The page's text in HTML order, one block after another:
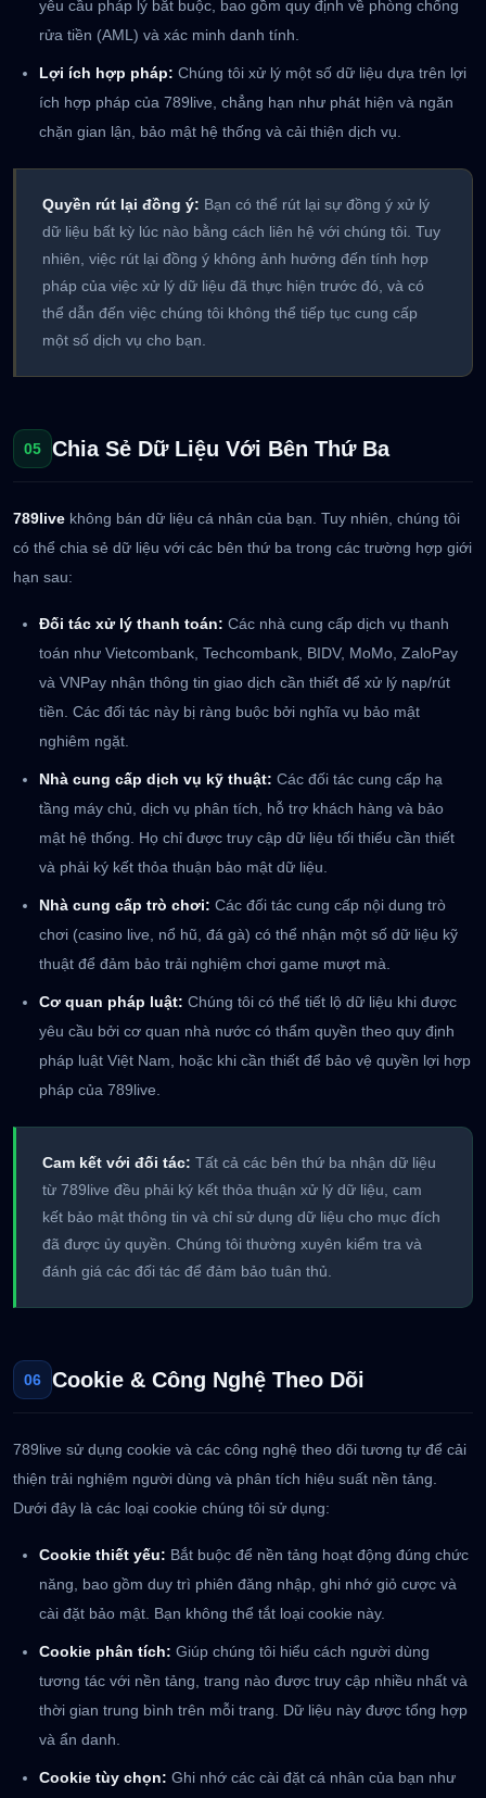
yêu cầu pháp lý bắt buộc, bao gồm quy định về phòng chống
rửa tiền (AML) và xác minh danh tính.
Lợi ích hợp pháp: Chúng tôi xử lý một số dữ liệu dựa trên lợi
ích hợp pháp của 789live, chẳng hạn như phát hiện và ngăn
chặn gian lận, bảo mật hệ thống và cải thiện dịch vụ.
Quyền rút lại đồng ý: Bạn có thể rút lại sự đồng ý xử lý
dữ liệu bất kỳ lúc nào bằng cách liên hệ với chúng tôi. Tuy
nhiên, việc rút lại đồng ý không ảnh hưởng đến tính hợp
pháp của việc xử lý dữ liệu đã thực hiện trước đó, và có
thể dẫn đến việc chúng tôi không thể tiếp tục cung cấp
một số dịch vụ cho bạn.
05 Chia Sẻ Dữ Liệu Với Bên Thứ Ba
789live không bán dữ liệu cá nhân của bạn. Tuy nhiên, chúng tôi
có thể chia sẻ dữ liệu với các bên thứ ba trong các trường hợp giới
hạn sau:
Đối tác xử lý thanh toán: Các nhà cung cấp dịch vụ thanh
toán như Vietcombank, Techcombank, BIDV, MoMo, ZaloPay
và VNPay nhận thông tin giao dịch cần thiết để xử lý nạp/rút
tiền. Các đối tác này bị ràng buộc bởi nghĩa vụ bảo mật
nghiêm ngặt.
Nhà cung cấp dịch vụ kỹ thuật: Các đối tác cung cấp hạ
tầng máy chủ, dịch vụ phân tích, hỗ trợ khách hàng và bảo
mật hệ thống. Họ chỉ được truy cập dữ liệu tối thiểu cần thiết
và phải ký kết thỏa thuận bảo mật dữ liệu.
Nhà cung cấp trò chơi: Các đối tác cung cấp nội dung trò
chơi (casino live, nổ hũ, đá gà) có thể nhận một số dữ liệu kỹ
thuật để đảm bảo trải nghiệm chơi game mượt mà.
Cơ quan pháp luật: Chúng tôi có thể tiết lộ dữ liệu khi được
yêu cầu bởi cơ quan nhà nước có thẩm quyền theo quy định
pháp luật Việt Nam, hoặc khi cần thiết để bảo vệ quyền lợi hợp
pháp của 789live.
Cam kết với đối tác: Tất cả các bên thứ ba nhận dữ liệu
từ 789live đều phải ký kết thỏa thuận xử lý dữ liệu, cam
kết bảo mật thông tin và chỉ sử dụng dữ liệu cho mục đích
đã được ủy quyền. Chúng tôi thường xuyên kiểm tra và
đánh giá các đối tác để đảm bảo tuân thủ.
06 Cookie & Công Nghệ Theo Dõi
789live sử dụng cookie và các công nghệ theo dõi tương tự để cải
thiện trải nghiệm người dùng và phân tích hiệu suất nền tảng.
Dưới đây là các loại cookie chúng tôi sử dụng:
Cookie thiết yếu: Bắt buộc để nền tảng hoạt động đúng chức
năng, bao gồm duy trì phiên đăng nhập, ghi nhớ giỏ cược và
cài đặt bảo mật. Bạn không thể tắt loại cookie này.
Cookie phân tích: Giúp chúng tôi hiểu cách người dùng
tương tác với nền tảng, trang nào được truy cập nhiều nhất và
thời gian trung bình trên mỗi trang. Dữ liệu này được tổng hợp
và ẩn danh.
Cookie tùy chọn: Ghi nhớ các cài đặt cá nhân của bạn như